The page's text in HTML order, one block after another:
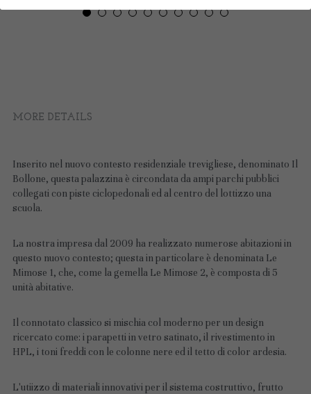
MORE DETAILS
Inserito nel nuovo contesto residenziale trevigliese, denominato Il
Bollone, questa palazzina è circondata da ampi parchi pubblici
collegati con piste ciclopedonali ed al centro del lottizzo una
scuola.
La nostra impresa dal 2009 ha realizzato numerose abitazioni in
questo nuovo contesto; questa in particolare è denominata Le
Mimose 1, che, come la gemella Le Mimose 2, è composta di 5
unità abitative.
Il connotato classico si mischia col moderno per un design
ricercato come: i parapetti in vetro satinato, il rivestimento in
HPL, i toni freddi con le colonne nere ed il tetto di color ardesia.
L'utiizzo di materiali innovativi per il sistema costruttivo, frutto